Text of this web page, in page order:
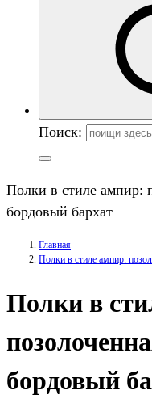
Поиск:
Полки в стиле ампир:
бордовый бархат
Главная
Полки в стиле ампир:
Полки в
бордовый